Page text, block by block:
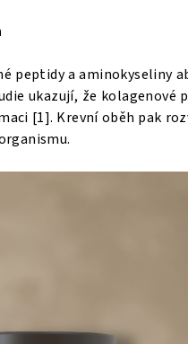
peptidy a aminokyseliny
ukazují, že
[1]. Krevní oběh pak